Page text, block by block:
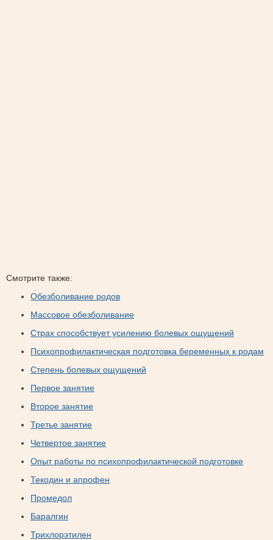
Смотрите также:
Обезболивание родов
Массовое обезболивание
Страх способствует усилению болевых ощущений
Психопрофилактическая подготовка беременных к родам
Степень болевых ощущений
Первое занятие
Второе занятие
Третье занятие
Четвертое занятие
Опыт работы по психопрофилактической подготовке
Текодин и апрофен
Промедол
Баралгин
Трихлорэтилен